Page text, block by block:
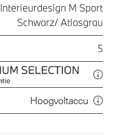
Interieurdesign M Sport
Schwarz/ Atlasgrau
5
Hoogvoltaccu